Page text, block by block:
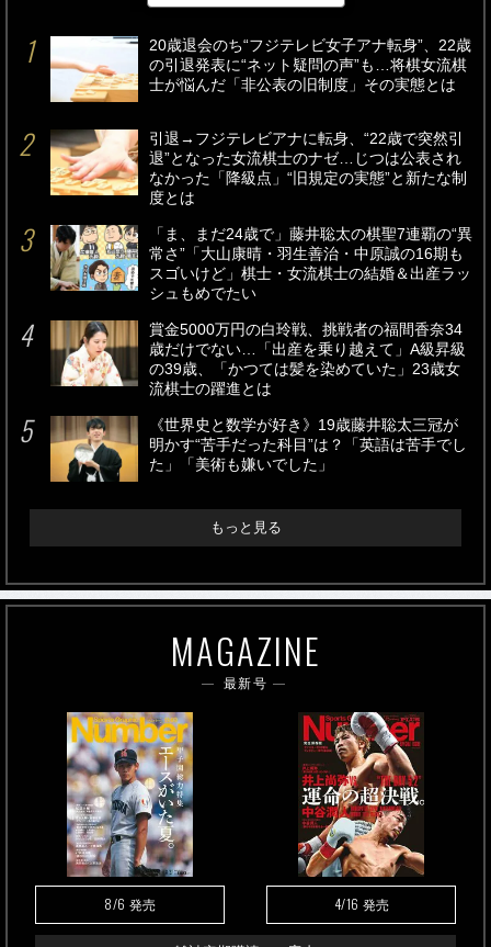
20歳退会のち“フジテレビ女子アナ転身”、22歳
の引退発表に“ネット疑問の声”も…将棋女流棋
士が悩んだ「非公表の旧制度」その実態とは
引退→フジテレビアナに転身、“22歳で突然引
退”となった女流棋士のナゼ…じつは公表され
なかった「降級点」“旧規定の実態”と新たな制
度とは
「ま、まだ24歳で」藤井聡太の棋聖7連覇の“異
常さ”「大山康晴・羽生善治・中原誠の16期も
スゴいけど」棋士・女流棋士の結婚＆出産ラッ
シュもめでたい
賞金5000万円の白玲戦、挑戦者の福間香奈34
歳だけでない…「出産を乗り越えて」A級昇級
の39歳、「かつては髪を染めていた」23歳女
流棋士の躍進とは
《世界史と数学が好き》19歳藤井聡太三冠が
明かす“苦手だった科目”は？「英語は苦手でし
た」「美術も嫌いでした」
もっと見る
MAGAZINE
最新号
8/6 発売 4/16 発売